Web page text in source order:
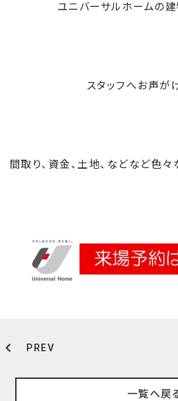
ユニバーサルホームの
スタッフへお声が
間取り、資金、土地、などなど色
chevron_left PREV
一覧へ戻